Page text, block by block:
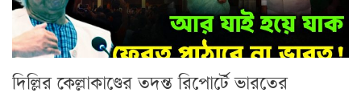
দিল্লির কেল্লাকাণ্ডের তদন্ত রিপোর্টে ভারতের